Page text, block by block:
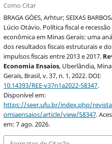
Como Citar
BRAGA GÓES, Arhtur; SEIXAS
Lúcio Otávio. Política fiscal e recessão
econômica em Minas Gerais: uma
dos resultados fiscais estruturais e
impulsos fiscais entre 2013 e 2017.
Economia Ensaios, Uberlândia,
Gerais, Brasil, v. 37, n. 1, 2022. DOI:
10.14393/REE-v37n1a2022-58347.
Disponível em:
https://seer.ufu.br/index.php/
omiaensaios/article/view/58347.
em: 7 ago. 2026.